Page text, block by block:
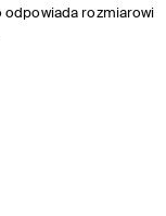
odpowiada rozmiarowi